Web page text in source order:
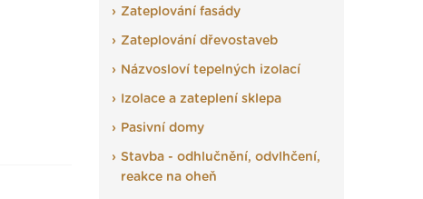
Zateplování fasády
Zateplování dřevostaveb
Názvosloví tepelných izolací
Izolace a zateplení sklepa
Pasivní domy
Stavba - odhlučnění, odvlhčení,
reakce na oheň